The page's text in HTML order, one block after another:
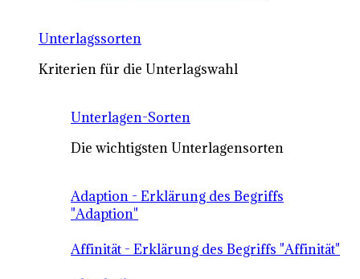
Unterlagssorten
Kriterien für die Unterlagswahl
Unterlagen-Sorten
Die wichtigsten Unterlagensorten
Adaption - Erklärung des Begriffs
"Adaption"
Affinität - Erklärung des Begriffs "Affinität"